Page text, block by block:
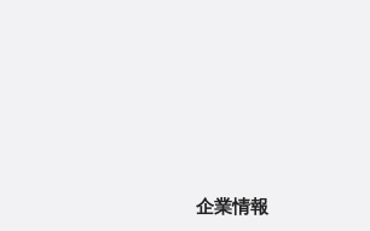
企業情報